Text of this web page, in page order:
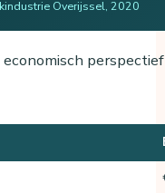
Overijssel, 2020